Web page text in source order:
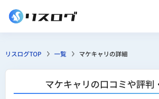
リスログTOP 一覧 マケキャリの詳細
マケキャリの口コミや評判